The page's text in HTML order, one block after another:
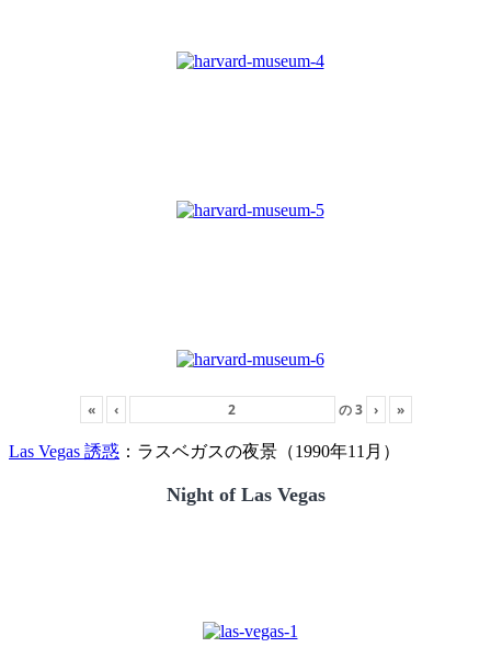
« ‹ の3 › »
Las Vegas 誘惑 ：ラスベガスの夜景（1990年11月）
Night of Las Vegas